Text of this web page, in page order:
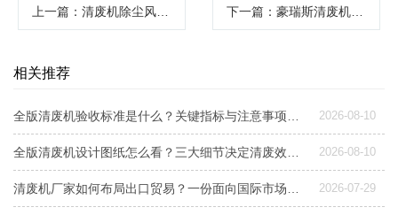
上一篇 ：清废机除尘风机如何选型？从4个核心维度到定制方案详解 下一篇 ：豪瑞斯清废机使用案例解析：如何为纸箱彩盒模切工序选择合适清废方案
相关推荐
2026-08-10
2026-08-10
2026-07-29